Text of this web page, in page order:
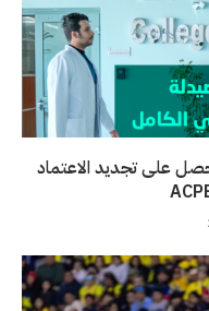
على تجديد الاعتماد